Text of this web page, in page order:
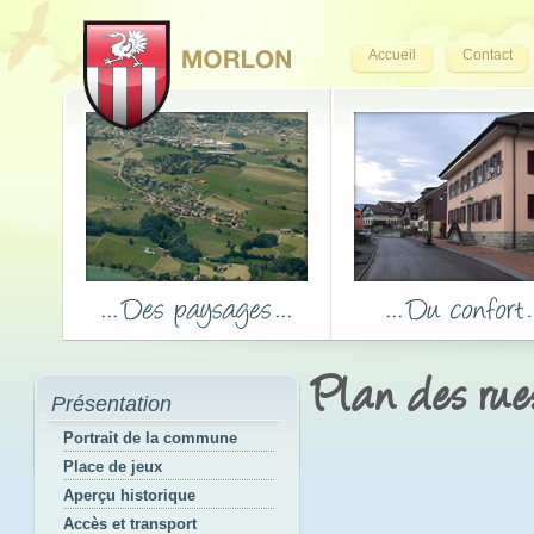
Accueil Contact
Présentation
Portrait de la commune
Place de jeux
Aperçu historique
Accès et transport
Plan des